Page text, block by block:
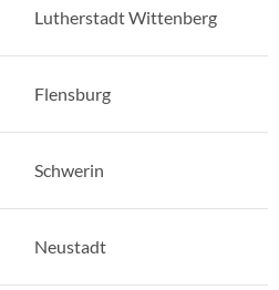
Lutherstadt Wittenberg
Flensburg
Schwerin
Neustadt